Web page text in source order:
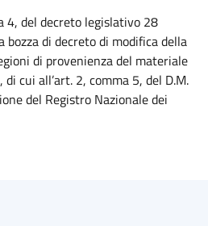
4, del decreto legislativo 28
di decreto di modifica della
di provenienza del materiale
cui all’art. 2, comma 5, del D.M.
del Registro Nazionale dei